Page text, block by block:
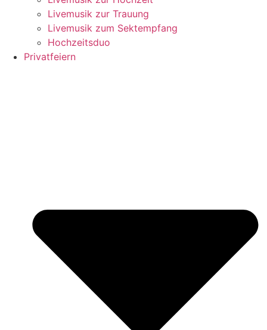
Livemusik zur Trauung
Livemusik zum Sektempfang
Hochzeitsduo
Privatfeiern